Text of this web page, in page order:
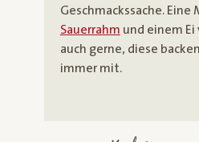
Geschmackssache. Eine
Sauerrahm und einem
auch gerne, diese
immer mit.